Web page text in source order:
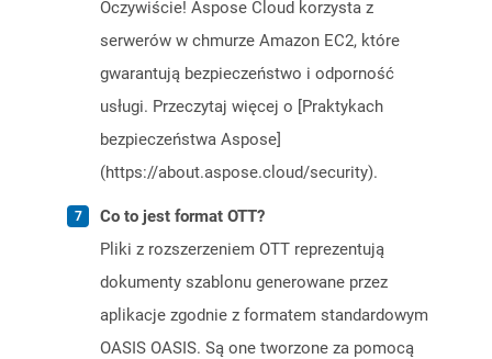
Oczywiście! Aspose Cloud korzysta z
serwerów w chmurze Amazon EC2, które
gwarantują bezpieczeństwo i odporność
usługi. Przeczytaj więcej o [Praktykach
bezpieczeństwa Aspose]
(https://about.aspose.cloud/security).
Co to jest format OTT?
Pliki z rozszerzeniem OTT reprezentują
dokumenty szablonu generowane przez
aplikacje zgodnie z formatem standardowym
OASIS OASIS. Są one tworzone za pomocą